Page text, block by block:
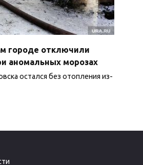
городе отключили
аномальных морозах
остался без отопления из-